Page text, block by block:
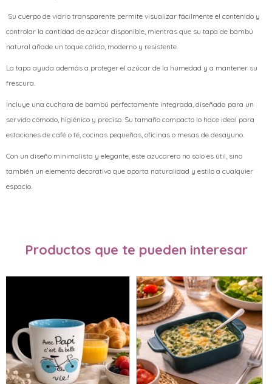
Su cuerpo de vidrio transparente permite visualizar fácilmente el contenido y
controlar la cantidad de azúcar disponible, mientras que su tapa de bambú
natural añade un toque cálido, moderno y resistente.
La tapa ayuda además a proteger el azúcar de la humedad y a mantener su
frescura.
Incluye una cuchara de bambú perfectamente integrada, diseñada para un
servido cómodo, higiénico y preciso. Su tamaño compacto lo hace ideal para
estaciones de café o té, cocinas pequeñas, oficinas o mesas de desayuno.
Con un diseño minimalista y elegante, este azucarero no solo es útil, sino
también un elemento decorativo que aporta naturalidad y estilo a cualquier
espacio.
Productos que te pueden interesar